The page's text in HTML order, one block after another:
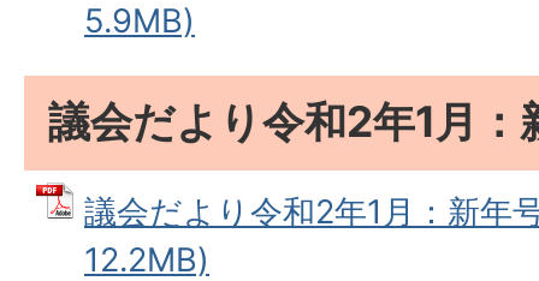
5.9MB)
議会だより令和2年1月：
議会だより令和2年1月：新年
12.2MB)